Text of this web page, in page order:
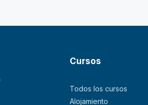
Cursos
Todos los cursos
Alojamiento